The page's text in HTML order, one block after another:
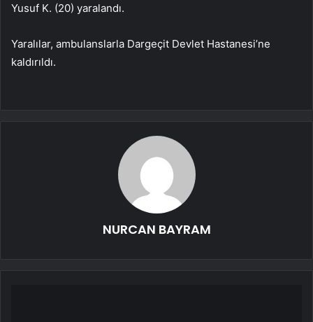
Yusuf K. (20) yaralandı.
Yaralılar, ambulanslarla Dargeçit Devlet Hastanesi’ne
kaldırıldı.
NURCAN BAYRAM